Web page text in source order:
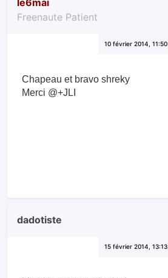
le6mai
Freenaute Patient
10 février 2014, 11:50
Chapeau et bravo shreky
Merci @+JLI
dadotiste
15 février 2014, 13:13